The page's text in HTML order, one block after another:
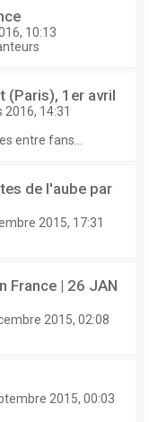
10:13
(Paris), 1er avril
2016, 14:31
entre fans...
de l'aube par
2015, 17:31
France | 26 JAN
2015, 02:08
2015, 00:03